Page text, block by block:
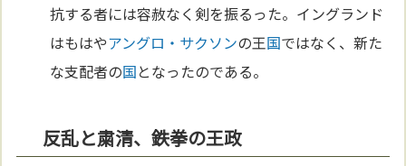
抗する者には容赦なく剣を振るった。イングランド
はもはやアングロ・サクソンの王国ではなく、新た
な支配者の国となったのである。
反乱と粛清、鉄拳の王政